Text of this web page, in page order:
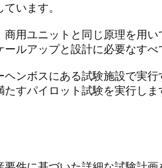
います。
用ユニットと同じ原理を用
ルアップと設計に必要なすべ
ンボスにある試験施設で実
すパイロット試験を実行しま